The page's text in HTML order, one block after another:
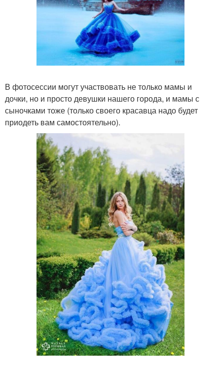
В фотосессии могут участвовать не только мамы и
дочки, но и просто девушки нашего города, и мамы с
сыночками тоже (только своего красавца надо будет
приодеть вам самостоятельно).